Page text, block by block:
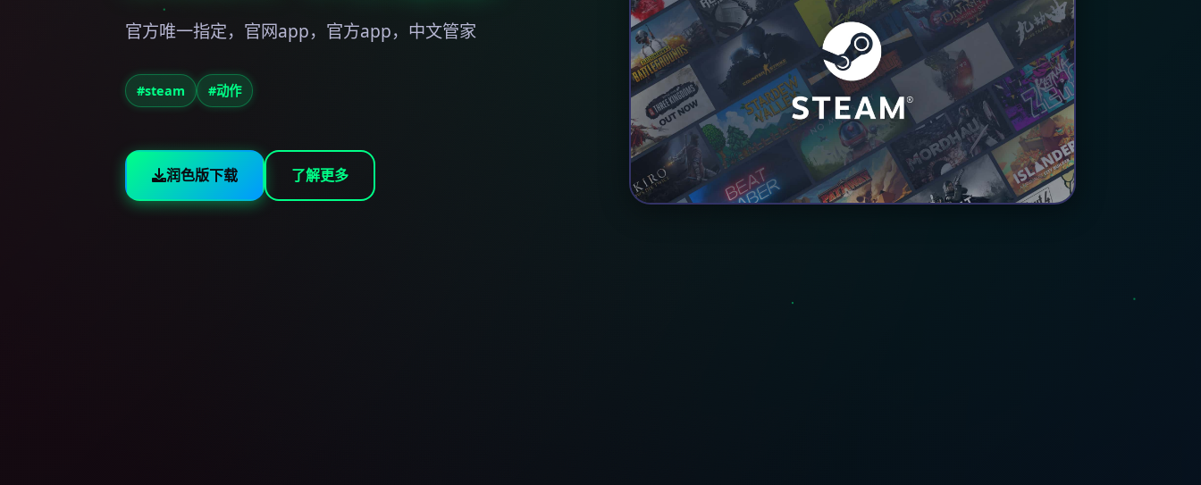
官方唯一指定，官网app，官方app，中文管家
#steam #动作
润色版下载 了解更多